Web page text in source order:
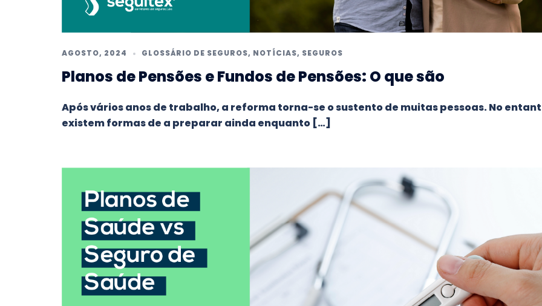
AGOSTO, 2024 GLOSSÁRIO DE SEGUROS, NOTÍCIAS, SEGUROS
Planos de Pensões e Fundos de Pensões: O que são
Após vários anos de trabalho, a reforma torna-se o sustento de muitas pessoas. No
existem formas de a preparar ainda enquanto […]